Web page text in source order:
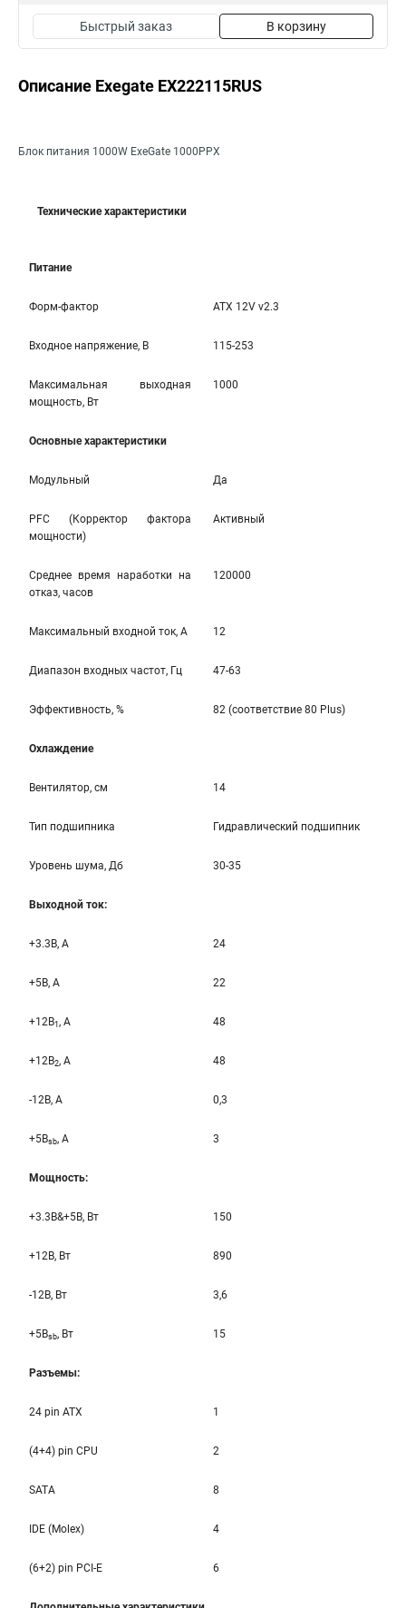
Быстрый заказ В корзину
Описание Exegate EX222115RUS
Блок питания 1000W ExeGate 1000PPX
Технические характеристики
Питание
Форм-фактор ATX 12V v2.3
Входное напряжение, В 115-253
Максимальная выходная
мощность, Вт
1000
Основные характеристики
Модульный Да
PFC (Корректор фактора
мощности)
Активный
Среднее время наработки на
отказ, часов
120000
Максимальный входной ток, А 12
Диапазон входных частот, Гц 47-63
Эффективность, % 82 (соответствие 80 Plus)
Охлаждение
Вентилятор, см 14
Тип подшипника Гидравлический подшипник
Уровень шума, Дб 30-35
Выходной ток:
+3.3B, А 24
+5B, А 22
+12B1 , A 48
+12B2, A 48
-12B, A 0,3
+5Bsb, A 3
Мощность:
+3.3B&+5B, Вт 150
+12B, Вт 890
-12B, Вт 3,6
+5Bsb, Вт 15
Разъемы:
24 pin ATX 1
(4+4) pin CPU 2
SATA 8
IDE (Molex) 4
(6+2) pin PCI-E 6